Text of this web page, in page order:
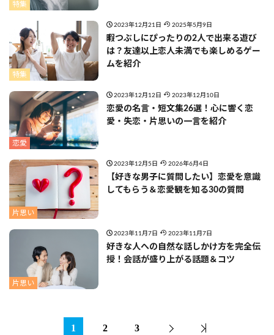
特集
特集
2023年12月21日 2025年5月9日
暇つぶしにぴったりの2人で出来る遊び
は？友達以上恋人未満でも楽しめるゲー
ムを紹介
恋愛
2023年12月12日 2023年12月10日
恋愛の名言・短文集26選！心に響く恋
愛・失恋・片思いの一言を紹介
片思い
2023年12月5日 2026年6月4日
【好きな男子に質問したい】恋愛を意識
してもらう＆恋愛観を知る30の質問
片思い
2023年11月7日 2023年11月7日
好きな人への自然な話しかけ方を完全伝
授！会話が盛り上がる話題＆コツ
1 2 3